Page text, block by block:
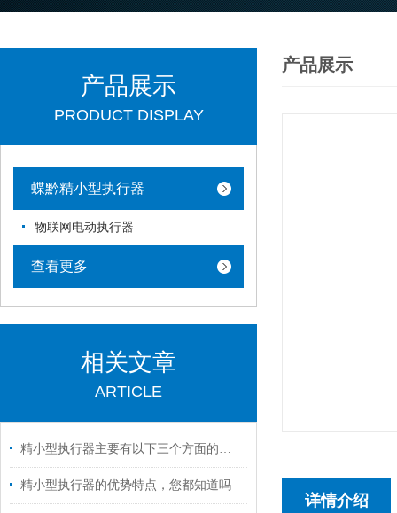
产品展示
PRODUCT DISPLAY
蝶黔精小型执行器
物联网电动执行器
查看更多
相关文章
ARTICLE
精小型执行器主要有以下三个方面的特点
精小型执行器的优势特点，您都知道吗
产品展示
详情介绍